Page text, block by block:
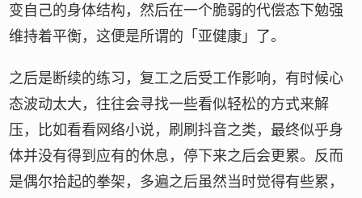
变自己的身体结构，然后在一个脆弱的代偿态下勉强
维持着平衡，这便是所谓的「亚健康」了。
之后是断续的练习，复工之后受工作影响，有时候心
态波动太大，往往会寻找一些看似轻松的方式来解
压，比如看看网络小说，刷刷抖音之类，最终似乎身
体并没有得到应有的休息，停下来之后会更累。反而
是偶尔拾起的拳架，多遍之后虽然当时觉得有些累，